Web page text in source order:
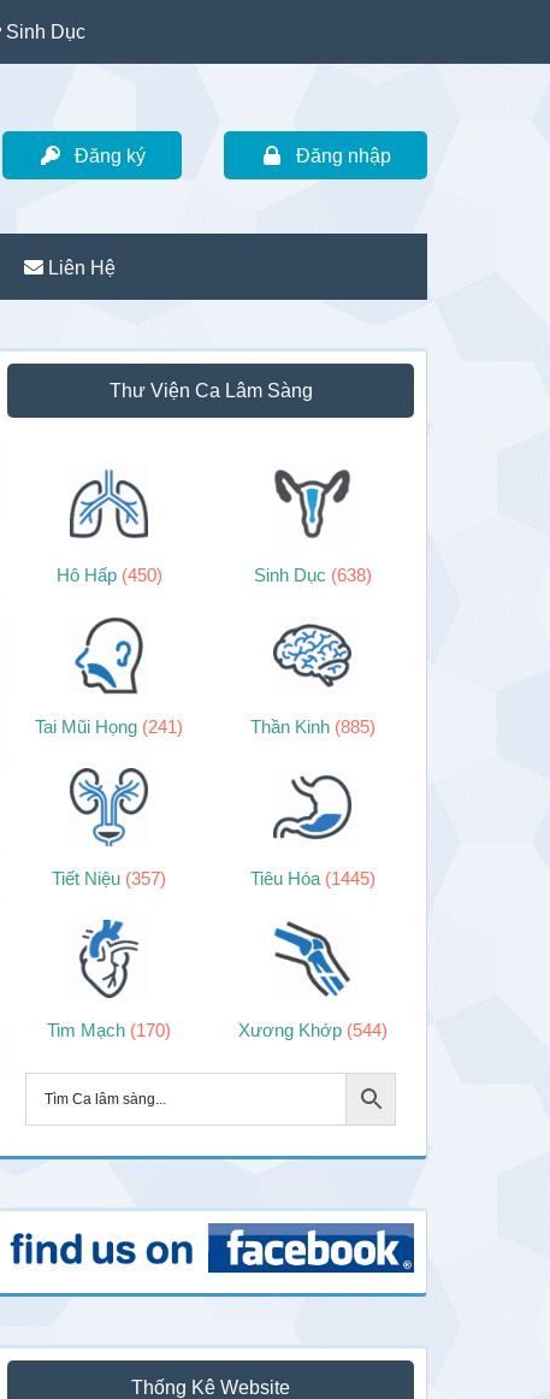
Sinh Dục
Đăng ký Đăng nhập
Liên Hệ
Sidebar
chính
Thư Viện Ca Lâm Sàng
Hô Hấp (450) Sinh Dục (638)
Tai Mũi Họng (241) Thần Kinh (885)
Tiết Niệu (357) Tiêu Hóa (1445)
Tim Mạch (170) Xương Khớp (544)
Thống Kê Website